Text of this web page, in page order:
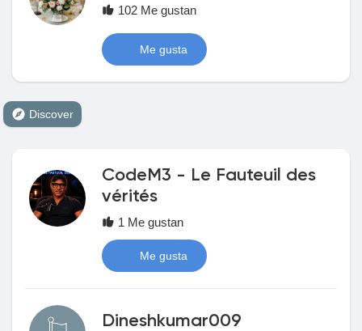
Discover Grupos
My Groups
Discover Páginas
Popular Posts
102 Me gustan
Me gusta
Discover
CodeM3 - Le Fauteuil des
vérités
1 Me gustan
Me gusta
Dineshkumar009